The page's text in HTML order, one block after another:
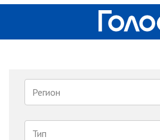
Регион
Тип